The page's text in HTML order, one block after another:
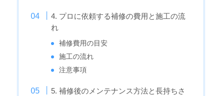
4. プロに依頼する補修の費用と施工の流
れ
補修費用の目安
施工の流れ
注意事項
5. 補修後のメンテナンス方法と長持ちさ